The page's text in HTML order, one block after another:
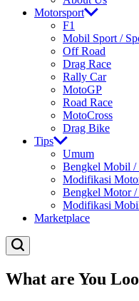
Motorsport
F1
Mobil Sport /
Off Road
Drag Race
Rally Car
MotoGP
Road Race
MotoCross
Drag Bike
Tips
Umum
Bengkel Mobil /
Modifikasi
Bengkel Motor
Modifikasi
Marketplace
What are You